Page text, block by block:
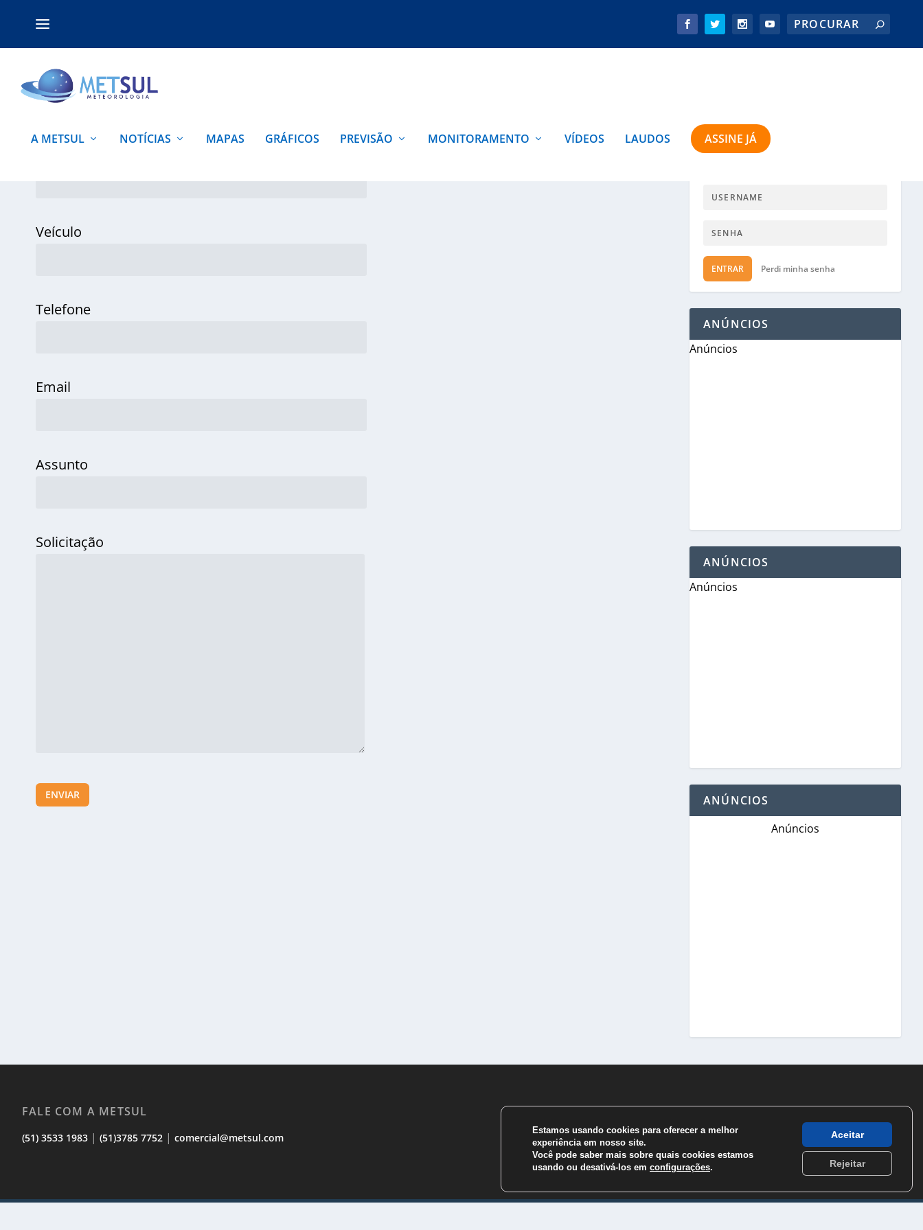
A METSUL NOTÍCIAS MAPAS GRÁFICOS PREVISÃO MONITORAMENTO VÍDEOS LAUDOS ASSINE JÁ
Veículo
Telefone
Email
Assunto
Solicitação
ENTRAR Perdi minha senha
ANÚNCIOS
Anúncios
ANÚNCIOS
Anúncios
ANÚNCIOS
Anúncios
FALE COM A METSUL
(51) 3533 1983 | (51)3785 7752 | comercial@metsul.com
Estamos usando cookies para oferecer a melhor
experiência em nosso site.
Você pode saber mais sobre quais cookies estamos
usando ou desativá-los em configurações.
Aceitar
Rejeitar